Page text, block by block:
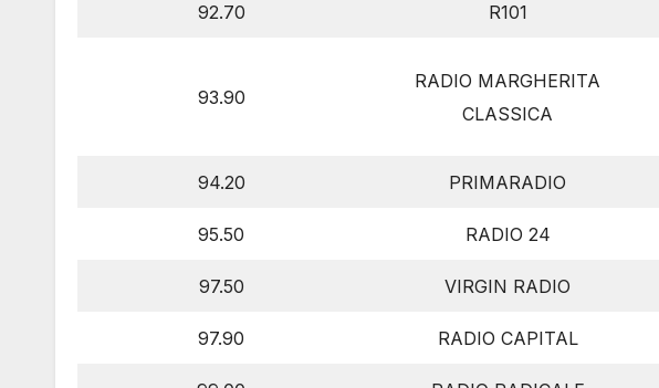
92.70 R101
93.90
RADIO MARGHERITA
CLASSICA
94.20 PRIMARADIO
95.50 RADIO 24
97.50 VIRGIN RADIO
97.90 RADIO CAPITAL